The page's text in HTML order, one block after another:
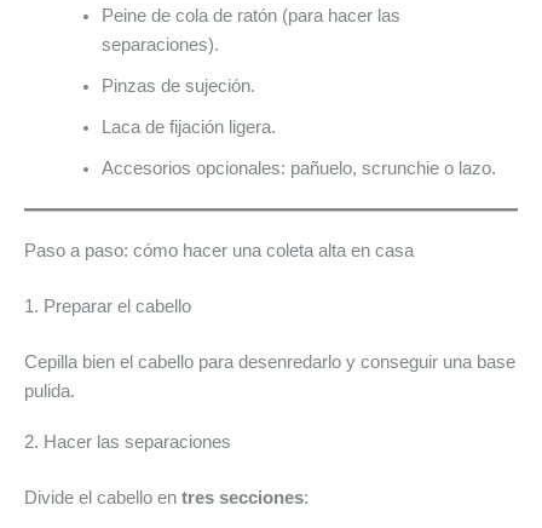
Peine de cola de ratón (para hacer las
separaciones).
Pinzas de sujeción.
Laca de fijación ligera.
Accesorios opcionales: pañuelo, scrunchie o lazo.
Paso a paso: cómo hacer una coleta alta en casa
1. Preparar el cabello
Cepilla bien el cabello para desenredarlo y conseguir una base
pulida.
2. Hacer las separaciones
Divide el cabello en tres secciones: